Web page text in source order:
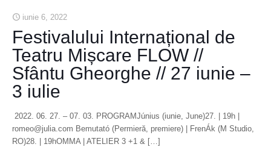
iunie 6, 2022
Festivalului Internațional de
Teatru Mișcare FLOW //
Sfântu Gheorghe // 27 iunie –
3 iulie
2022. 06. 27. – 07. 03. PROGRAMJúnius (iunie, June)27. | 19h |
romeo@julia.com Bemutató (Permieră, premiere) | FrenÁk (M Studio,
RO)28. | 19hOMMA | ATELIER 3 +1 & […]